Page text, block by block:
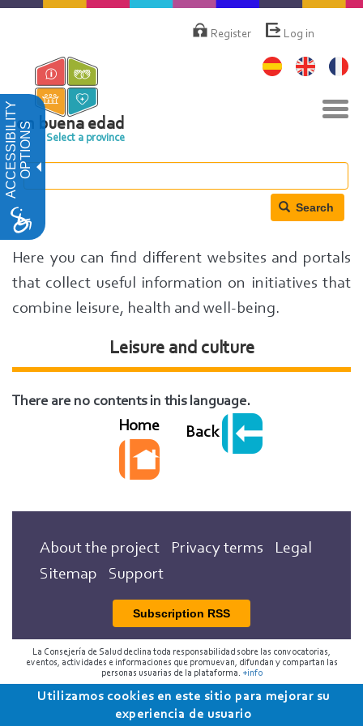
ACCESSIBILITYOPTIONS
Skip
content
deRegister Log in
en buena edad
Select a province
Search
Here you can find different websites and portals
that collect useful information on initiatives that
combine leisure, health and well-being.
Leisure and culture
There are no contents in this language.
Home Back
About the project Privacy terms
Legal
Sitemap
Support
Subscription RSS
La Consejería de Salud declina toda responsabilidad sobre las convocatorias,
eventos, actividades e informaciones que promuevan, difundan y compartan las
personas usuarias de la plataforma. +info
2018 Programa de Envejecimiento Saludable de la
Utilizamos cookies en este sitio para mejorar su
experiencia de usuario